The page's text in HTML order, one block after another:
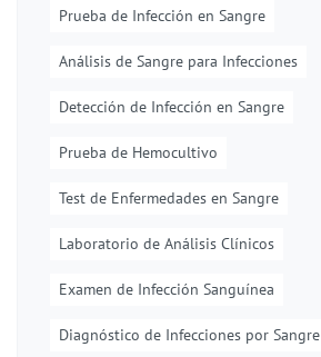
Prueba de Infección en Sangre
Análisis de Sangre para Infecciones
Detección de Infección en Sangre
Prueba de Hemocultivo
Test de Enfermedades en Sangre
Laboratorio de Análisis Clínicos
Examen de Infección Sanguínea
Diagnóstico de Infecciones por Sangre